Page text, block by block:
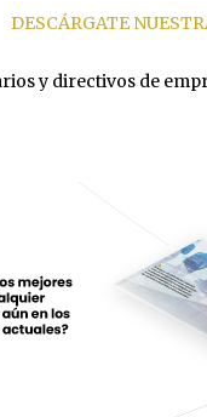
DESCÁRGATE
y directivos de